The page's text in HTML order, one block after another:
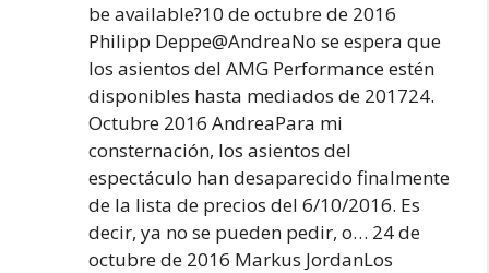
be available?10 de octubre de 2016
Philipp Deppe@AndreaNo se espera que
los asientos del AMG Performance estén
disponibles hasta mediados de 201724.
Octubre 2016 AndreaPara mi
consternación, los asientos del
espectáculo han desaparecido finalmente
de la lista de precios del 6/10/2016. Es
decir, ya no se pueden pedir, o… 24 de
octubre de 2016 Markus JordanLos